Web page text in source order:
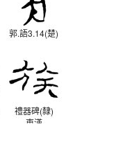
郭.語3.14(楚)
禮器碑(隸)
東漢